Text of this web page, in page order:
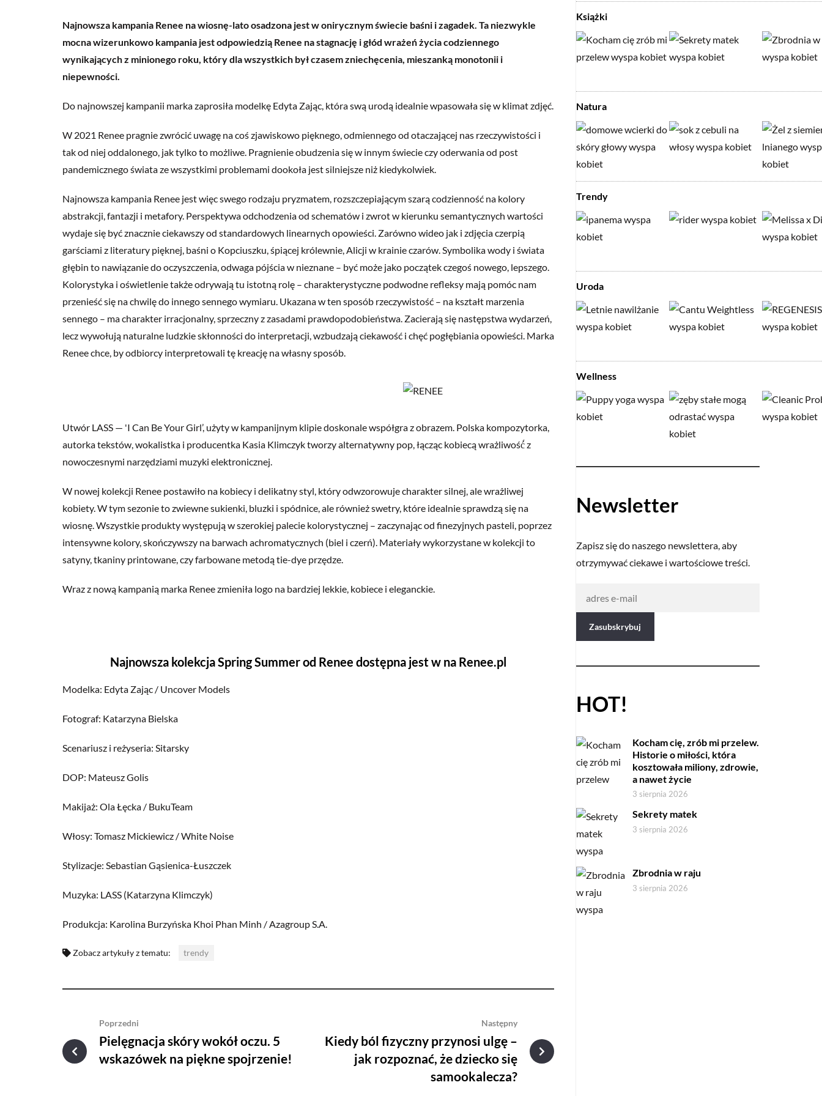
Najnowsza kampania Renee na wiosnę-lato osadzona jest w onirycznym świecie baśni i zagadek. Ta niezwykle
mocna wizerunkowo kampania jest odpowiedzią Renee na stagnację i głód wrażeń życia codziennego
wynikających z minionego roku, który dla wszystkich był czasem zniechęcenia, mieszanką monotonii i
niepewności.
Do najnowszej kampanii marka zaprosiła modelkę Edyta Zając, która swą urodą idealnie wpasowała się w klimat zdjęć.
W 2021 Renee pragnie zwrócić uwagę na coś zjawiskowo pięknego, odmiennego od otaczającej nas rzeczywistości i
tak od niej oddalonego, jak tylko to możliwe. Pragnienie obudzenia się w innym świecie czy oderwania od post
pandemicznego świata ze wszystkimi problemami dookoła jest silniejsze niż kiedykolwiek.
Najnowsza kampania Renee jest więc swego rodzaju pryzmatem, rozszczepiającym szarą codzienność na kolory
abstrakcji, fantazji i metafory. Perspektywa odchodzenia od schematów i zwrot w kierunku semantycznych wartości
wydaje się być znacznie ciekawszy od standardowych linearnych opowieści. Zarówno wideo jak i zdjęcia czerpią
garściami z literatury pięknej, baśni o Kopciuszku, śpiącej królewnie, Alicji w krainie czarów. Symbolika wody i świata
głębin to nawiązanie do oczyszczenia, odwaga pójścia w nieznane – być może jako początek czegoś nowego, lepszego.
Kolorystyka i oświetlenie także odrywają tu istotną rolę – charakterystyczne podwodne refleksy mają pomóc nam
przenieść się na chwilę do innego sennego wymiaru. Ukazana w ten sposób rzeczywistość – na kształt marzenia
sennego – ma charakter irracjonalny, sprzeczny z zasadami prawdopodobieństwa. Zacierają się następstwa wydarzeń,
lecz wywołują naturalne ludzkie skłonności do interpretacji, wzbudzają ciekawość i chęć pogłębiania opowieści. Marka
Renee chce, by odbiorcy interpretowali tę kreację na własny sposób.
Utwór LASS — 'I Can Be Your Girl’, użyty w kampanijnym klipie doskonale współgra z obrazem. Polska kompozytorka,
autorka tekstów, wokalistka i producentka Kasia Klimczyk tworzy alternatywny pop, łącząc kobiecą wrażliwość́ z
nowoczesnymi narzędziami muzyki elektronicznej.
W nowej kolekcji Renee postawiło na kobiecy i delikatny styl, który odwzorowuje charakter silnej, ale wrażliwej
kobiety. W tym sezonie to zwiewne sukienki, bluzki i spódnice, ale również swetry, które idealnie sprawdzą się na
wiosnę. Wszystkie produkty występują w szerokiej palecie kolorystycznej – zaczynając od finezyjnych pasteli, poprzez
intensywne kolory, skończywszy na barwach achromatycznych (biel i czerń). Materiały wykorzystane w kolekcji to
satyny, tkaniny printowane, czy farbowane metodą tie-dye przędze.
Wraz z nową kampanią marka Renee zmieniła logo na bardziej lekkie, kobiece i eleganckie.
Najnowsza kolekcja Spring Summer od Renee dostępna jest w na Renee.pl
Modelka: Edyta Zając / Uncover Models
Fotograf: Katarzyna Bielska
Scenariusz i reżyseria: Sitarsky
DOP: Mateusz Golis
Makijaż: Ola Łęcka / BukuTeam
Włosy: Tomasz Mickiewicz / White Noise
Stylizacje: Sebastian Gąsienica-Łuszczek
Muzyka: LASS (Katarzyna Klimczyk)
Produkcja: Karolina Burzyńska Khoi Phan Minh / Azagroup S.A.
Zobacz artykuły z tematu: trendy
Poprzedni
Pielęgnacja skóry wokół oczu. 5
wskazówek na piękne spojrzenie!
Następny
Kiedy ból fizyczny przynosi ulgę –
jak rozpoznać, że dziecko się
samookalecza?
Książki
Natura
Trendy
Uroda
Wellness
Newsletter
Zapisz się do naszego newslettera, aby
otrzymywać ciekawe i wartościowe treści.
HOT!
Kocham cię, zrób mi przelew.
Historie o miłości, która
kosztowała miliony, zdrowie,
a nawet życie
3 sierpnia 2026
Sekrety matek
3 sierpnia 2026
Zbrodnia w raju
3 sierpnia 2026